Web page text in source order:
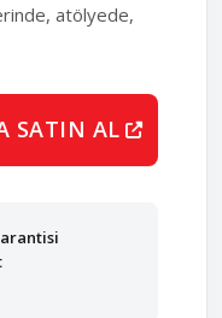
atölyede,
SATIN AL